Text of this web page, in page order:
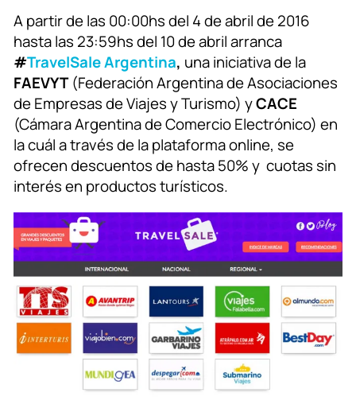
A partir de las 00:00hs del 4 de abril de 2016
hasta las 23:59hs del 10 de abril arranca
#TravelSale Argentina, una iniciativa de la
FAEVYT(Federación Argentina de Asociaciones
de Empresas de Viajes y Turismo) yCACE
(Cámara Argentina de Comercio Electrónico) en
la cuál a través de la plataforma online, se
ofrecen descuentos de hasta 50% y cuotas sin
interés en productos turísticos.